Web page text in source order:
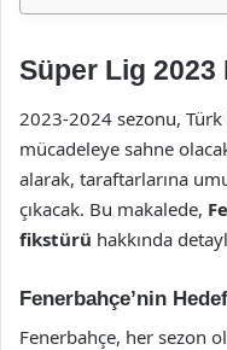
Süper Lig
2023-2024 sezonu,
mücadeleye sahne
alarak, taraftarlarına
çıkacak. Bu makalede,
fikstürü hakkında
Fenerbahçe’nin
Fenerbahçe, her sezon